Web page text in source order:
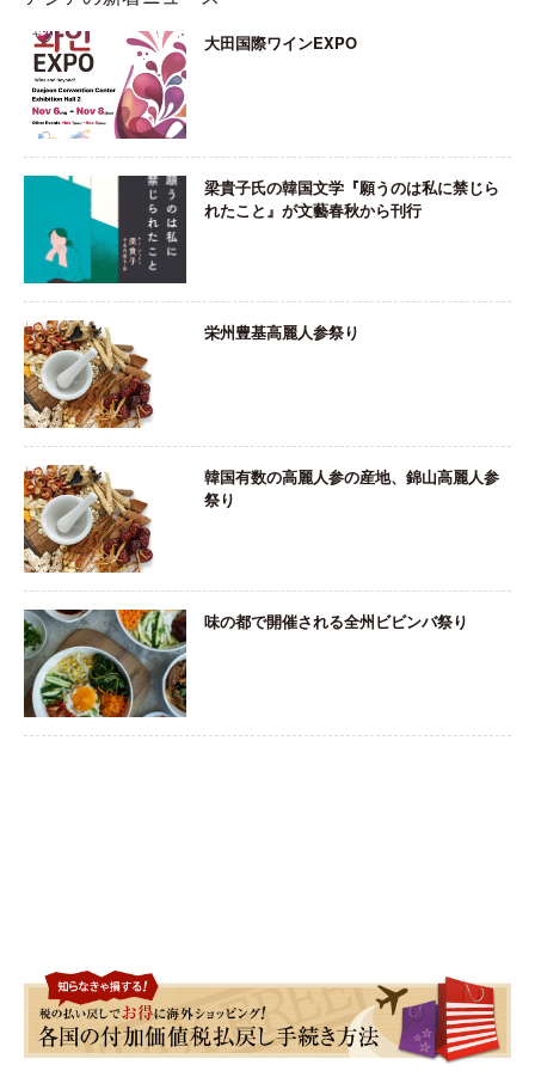
大田国際ワインEXPO
梁貴子氏の韓国文学『願うのは私に禁じら
れたこと』が文藝春秋から刊行
栄州豊基高麗人参祭り
韓国有数の高麗人参の産地、錦山高麗人参
祭り
味の都で開催される全州ビビンバ祭り